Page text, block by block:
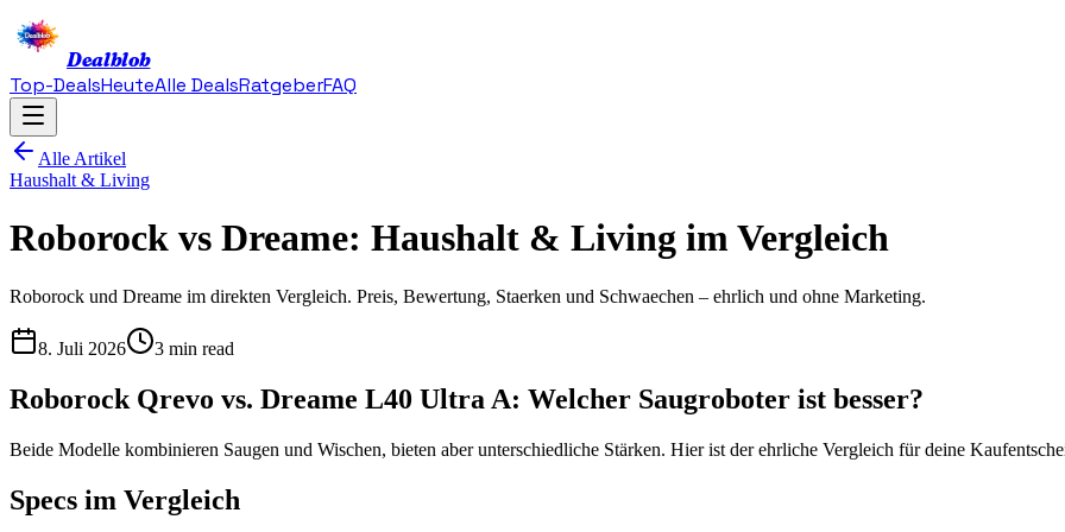
Dealblob
Top-DealsHeuteAlle DealsRatgeberFAQ
Alle Artikel
Haushalt & Living
Roborock vs Dreame: Haushalt & Living im Vergleich
Roborock und Dreame im direkten Vergleich. Preis, Bewertung, Staerken und Schwaechen – ehrlich und ohne Marketing.
8. Juli 2026 3 min read
Roborock Qrevo vs. Dreame L40 Ultra A: Welcher Saugroboter ist besser?
Beide Modelle kombinieren Saugen und Wischen, bieten aber unterschiedliche Stärken. Hier ist der ehrliche Vergleich für deine
Specs im Vergleich